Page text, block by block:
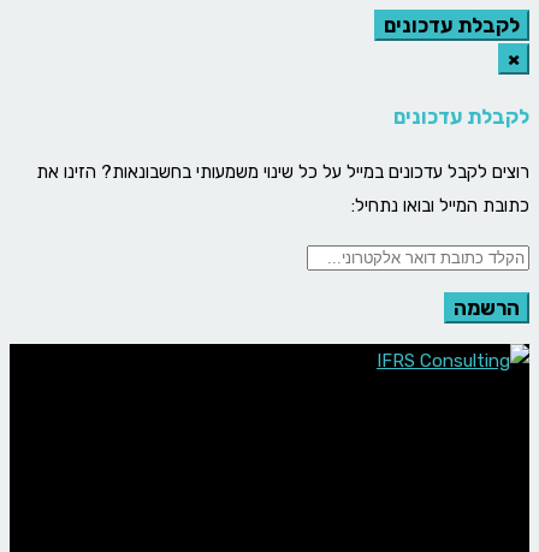
לקבלת עדכונים
×
לקבלת עדכונים
רוצים לקבל עדכונים במייל על כל שינוי משמעותי בחשבונאות? הזינו את
כתובת המייל ובואו נתחיל: